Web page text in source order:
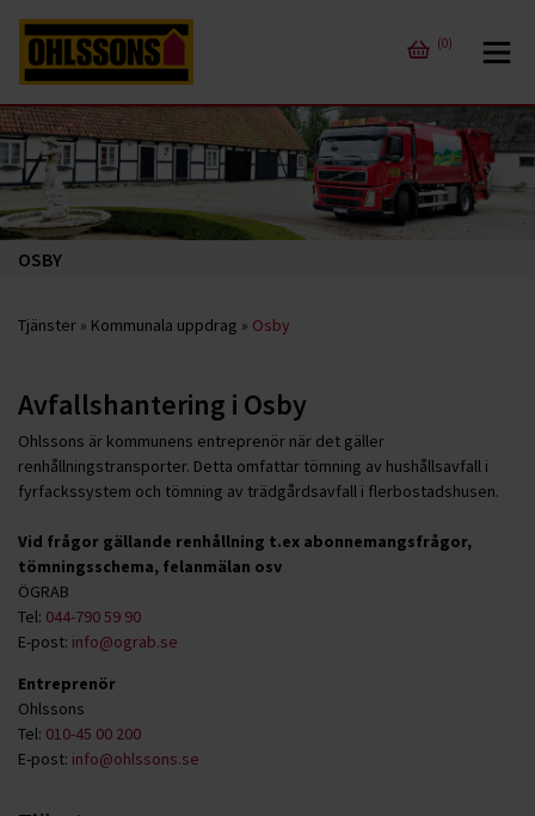
(0)
OSBY
Tjänster » Kommunala uppdrag » Osby
Avfallshantering i Osby
Ohlssons är kommunens entreprenör när det gäller
renhållningstransporter. Detta omfattar tömning av hushållsavfall i
fyrfackssystem och tömning av trädgårdsavfall i flerbostadshusen.
Vid frågor gällande renhållning t.ex abonnemangsfrågor,
tömningsschema, felanmälan osv
ÖGRAB
Tel: 044-790 59 90
E-post: info@ograb.se
Entreprenör
Ohlssons
Tel: 010-45 00 200
E-post: info@ohlssons.se